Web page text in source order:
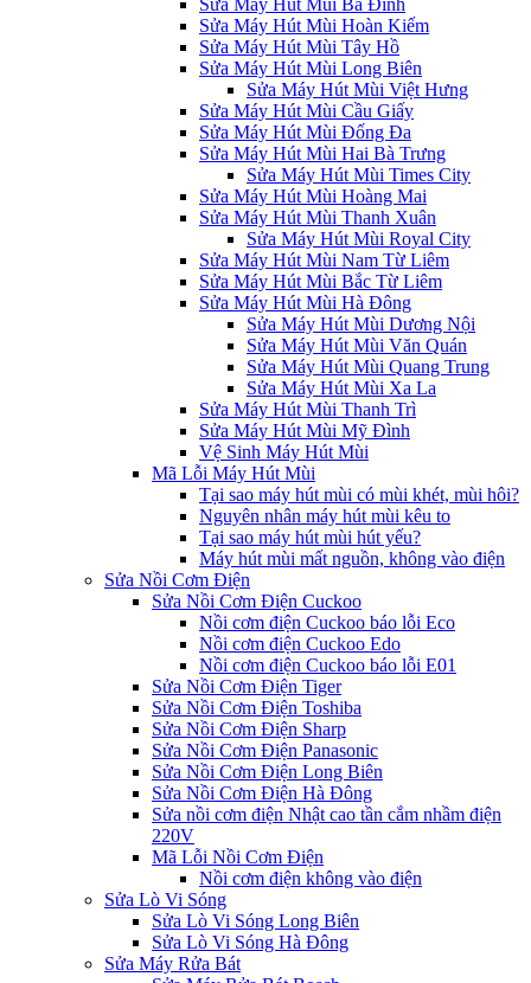
Sửa Máy Hút Mùi Ba Đình
Sửa Máy Hút Mùi Hoàn Kiếm
Sửa Máy Hút Mùi Tây Hồ
Sửa Máy Hút Mùi Long Biên
Sửa Máy Hút Mùi Việt Hưng
Sửa Máy Hút Mùi Cầu Giấy
Sửa Máy Hút Mùi Đống Đa
Sửa Máy Hút Mùi Hai Bà Trưng
Sửa Máy Hút Mùi Times City
Sửa Máy Hút Mùi Hoàng Mai
Sửa Máy Hút Mùi Thanh Xuân
Sửa Máy Hút Mùi Royal City
Sửa Máy Hút Mùi Nam Từ Liêm
Sửa Máy Hút Mùi Bắc Từ Liêm
Sửa Máy Hút Mùi Hà Đông
Sửa Máy Hút Mùi Dương Nội
Sửa Máy Hút Mùi Văn Quán
Sửa Máy Hút Mùi Quang Trung
Sửa Máy Hút Mùi Xa La
Sửa Máy Hút Mùi Thanh Trì
Sửa Máy Hút Mùi Mỹ Đình
Vệ Sinh Máy Hút Mùi
Mã Lỗi Máy Hút Mùi
Tại sao máy hút mùi có mùi khét, mùi hôi?
Nguyên nhân máy hút mùi kêu to
Tại sao máy hút mùi hút yếu?
Máy hút mùi mất nguồn, không vào điện
Sửa Nồi Cơm Điện
Sửa Nồi Cơm Điện Cuckoo
Nồi cơm điện Cuckoo báo lỗi Eco
Nồi cơm điện Cuckoo Edo
Nồi cơm điện Cuckoo báo lỗi E01
Sửa Nồi Cơm Điện Tiger
Sửa Nồi Cơm Điện Toshiba
Sửa Nồi Cơm Điện Sharp
Sửa Nồi Cơm Điện Panasonic
Sửa Nồi Cơm Điện Long Biên
Sửa Nồi Cơm Điện Hà Đông
Sửa nồi cơm điện Nhật cao tần cắm nhầm điện
220V
Mã Lỗi Nồi Cơm Điện
Nồi cơm điện không vào điện
Sửa Lò Vi Sóng
Sửa Lò Vi Sóng Long Biên
Sửa Lò Vi Sóng Hà Đông
Sửa Máy Rửa Bát